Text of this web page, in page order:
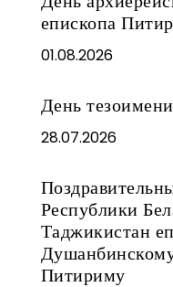
епископа
01.08.2026
День
28.07.2026
Республики
Таджикистан
Питириму